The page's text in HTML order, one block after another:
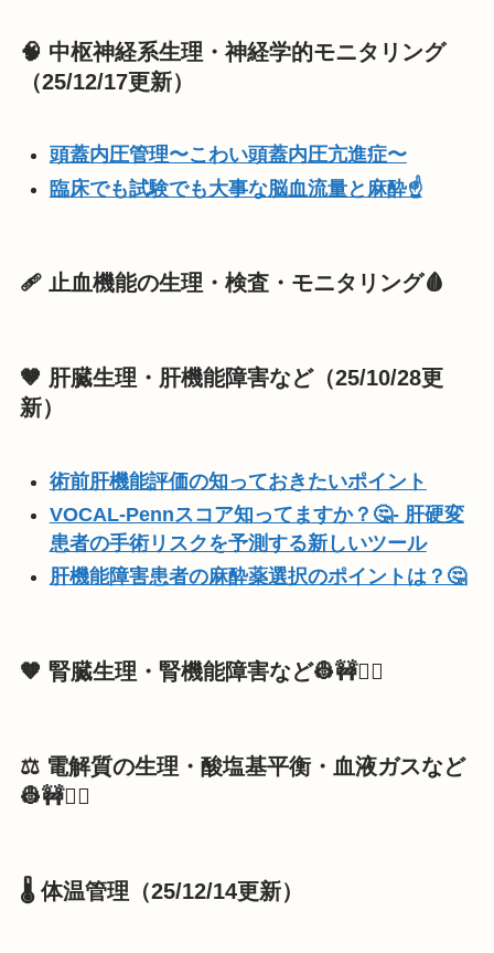
🧠 中枢神経系生理・神経学的モニタリング
（25/12/17更新）
頭蓋内圧管理〜こわい頭蓋内圧亢進症〜
臨床でも試験でも大事な脳血流量と麻酔☝️
🩹 止血機能の生理・検査・モニタリング🩸
🤎 肝臓生理・肝機能障害など（25/10/28更
新）
術前肝機能評価の知っておきたいポイント
VOCAL-Pennスコア知ってますか？🤔- 肝硬変
患者の手術リスクを予測する新しいツール
肝機能障害患者の麻酔薬選択のポイントは？🤔
🧡 腎臓生理・腎機能障害など👷🚧👷‍♀️
⚖️電解質の生理・酸塩基平衡・血液ガスなど
👷🚧👷‍♀️
🌡️ 体温管理（25/12/14更新）